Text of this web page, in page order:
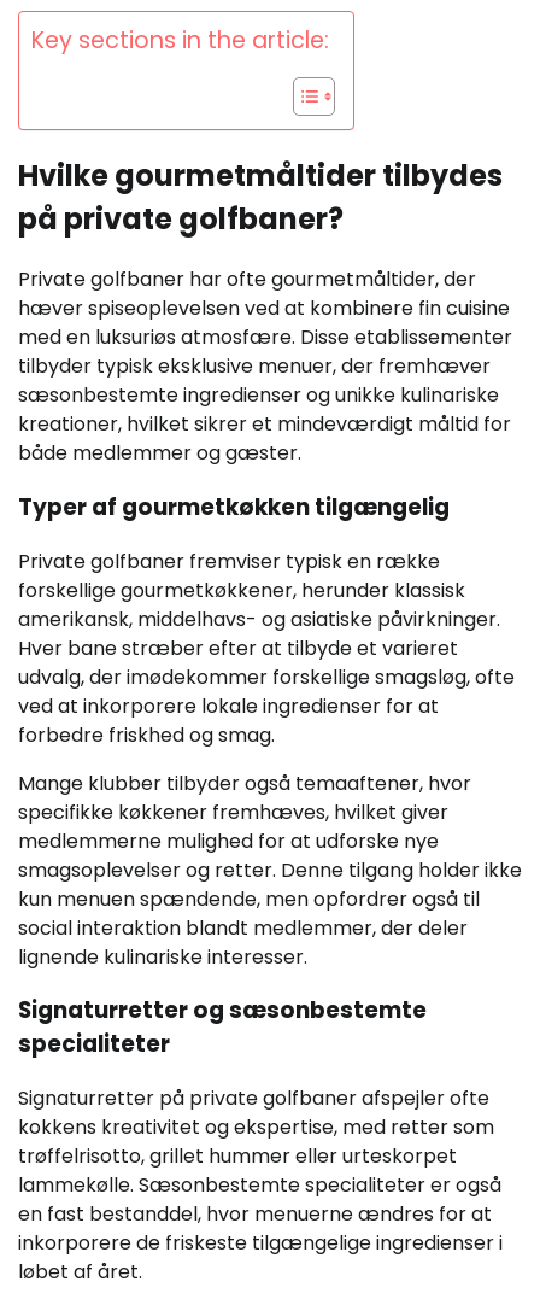
Key sections in the article:
Hvilke gourmetmåltider tilbydes
på private golfbaner?
Private golfbaner har ofte gourmetmåltider, der
hæver spiseoplevelsen ved at kombinere fin cuisine
med en luksuriøs atmosfære. Disse etablissementer
tilbyder typisk eksklusive menuer, der fremhæver
sæsonbestemte ingredienser og unikke kulinariske
kreationer, hvilket sikrer et mindeværdigt måltid for
både medlemmer og gæster.
Typer af gourmetkøkken tilgængelig
Private golfbaner fremviser typisk en række
forskellige gourmetkøkkener, herunder klassisk
amerikansk, middelhavs- og asiatiske påvirkninger.
Hver bane stræber efter at tilbyde et varieret
udvalg, der imødekommer forskellige smagsløg, ofte
ved at inkorporere lokale ingredienser for at
forbedre friskhed og smag.
Mange klubber tilbyder også temaaftener, hvor
specifikke køkkener fremhæves, hvilket giver
medlemmerne mulighed for at udforske nye
smagsoplevelser og retter. Denne tilgang holder ikke
kun menuen spændende, men opfordrer også til
social interaktion blandt medlemmer, der deler
lignende kulinariske interesser.
Signaturretter og sæsonbestemte
specialiteter
Signaturretter på private golfbaner afspejler ofte
kokkens kreativitet og ekspertise, med retter som
trøffelrisotto, grillet hummer eller urteskorpet
lammekølle. Sæsonbestemte specialiteter er også
en fast bestanddel, hvor menuerne ændres for at
inkorporere de friskeste tilgængelige ingredienser i
løbet af året.